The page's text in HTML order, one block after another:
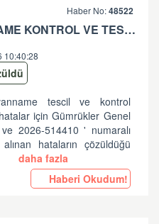
Haber No:48522
BEYANNAME KONTROL VE TESCİL İŞLEMLERİNDE ALINAN HATALAR HK
10:40:28
tescil ve kontrol
için Gümrükler Genel
2026-514410 ' numaralı
alınan hataların çözüldüğü
daha fazla
Haberi Okudum!